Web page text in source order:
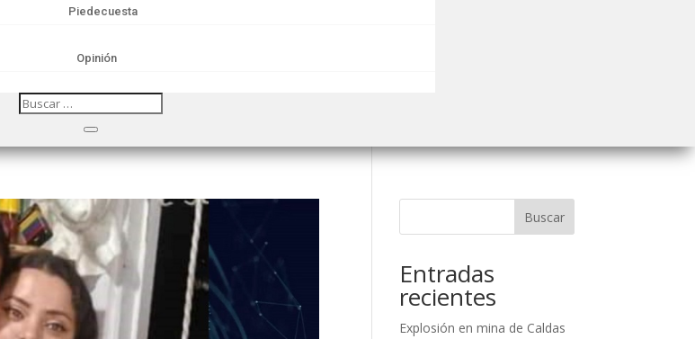
Piedecuesta
Opinión
Buscar
Entradas
recientes
Explosión en mina de Caldas